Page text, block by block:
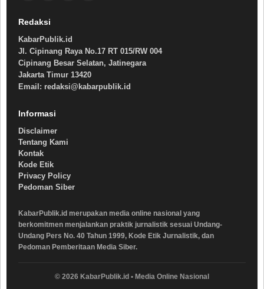
Redaksi
KabarPublik.id
Jl. Cipinang Raya No.17 RT 015/RW 004
Cipinang Besar Selatan, Jatinegara
Jakarta Timur 13420
Email: redaksi@kabarpublik.id
Informasi
Disclaimer
Tentang Kami
Kontak
Kode Etik
Privacy Policy
Pedoman Siber
KabarPublik.id merupakan media online nasional yang
berkomitmen menjalankan praktik jurnalistik sesuai Undang-
Undang Pers No. 40 Tahun 1999, Kode Etik Jurnalistik, dan
Pedoman Pemberitaan Media Siber.
© 2026 KabarPublik.id • Media Online Nasional